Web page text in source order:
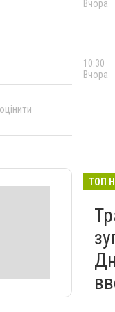
Вчора
10:30
Вчора
ТОП